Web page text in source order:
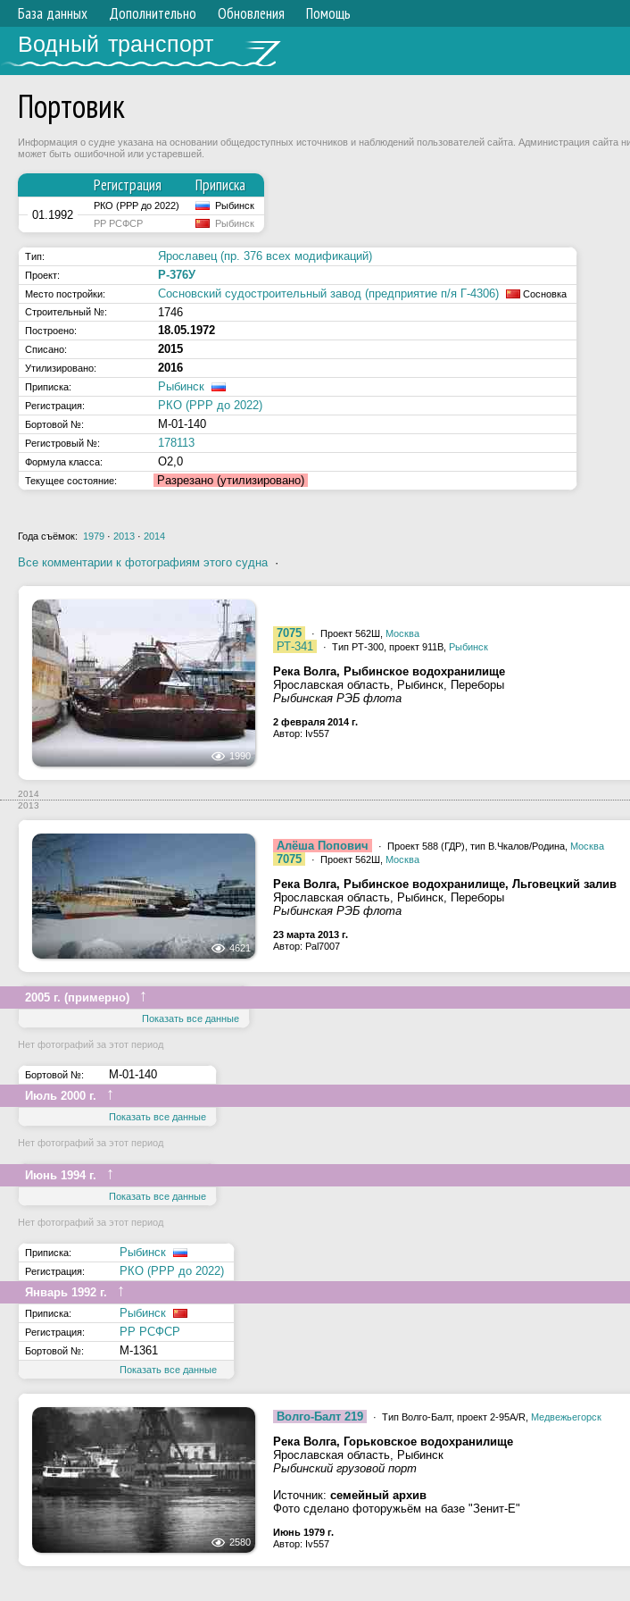
База данных Дополнительно Обновления Помощь
Водный транспорт
Портовик
Информация о судне указана на основании общедоступных источников и наблюдений пользователей сайта. Администрация
может быть ошибочной или устаревшей.
Регистрация Приписка
01.1992
РКО (РРР до 2022)
Рыбинск
РР РСФСР
Рыбинск
Тип: Ярославец (пр. 376 всех модификаций)
Проект: Р-376У
Место постройки: Сосновский судостроительный завод (предприятие п/я Г-4306)
Сосновка
Строительный №:
1746
Построено: 18.05.1972
Списано: 2015
Утилизировано: 2016
Приписка: Рыбинск
Регистрация: РКО (РРР до 2022)
Бортовой №: М-01-140
Регистровый №: 178113
Формула класса: О2,0
Текущее состояние: Разрезано (утилизировано)
Года съёмок: 1979 · 2013 · 2014
Все комментарии к фотографиям этого судна·
1990
7075 · Проект 562Ш, Москва
РТ-341 · Тип РТ-300, проект 911В, Рыбинск
Река Волга, Рыбинское водохранилище
Ярославская область, Рыбинск, Переборы
Рыбинская РЭБ флота
2 февраля 2014 г.
Автор: Iv557
2014
2013
4621
Алёша Попович · Проект 588 (ГДР), тип В.Чкалов/Родина, Москва
7075 · Проект 562Ш, Москва
Река Волга, Рыбинское водохранилище, Льговецкий залив
Ярославская область, Рыбинск, Переборы
Рыбинская РЭБ флота
23 марта 2013 г.
Автор: Pal7007
2005 г. (примерно) ↑
Показать все данные
Нет фотографий за этот период
Бортовой №:
М-01-140
Июль 2000 г. ↑
Показать все данные
Нет фотографий за этот период
Июнь 1994 г. ↑
Показать все данные
Нет фотографий за этот период
Приписка: Рыбинск
Регистрация:
РКО (РРР до 2022)
Январь 1992 г. ↑
Приписка: Рыбинск
Регистрация: РР РСФСР
Бортовой №: М-1361
Показать все данные
2580
Волго-Балт 219 · Тип Волго-Балт, проект 2-95A/R, Медвежьегорск
Река Волга, Горьковское водохранилище
Ярославская область, Рыбинск
Рыбинский грузовой порт
Источник: семейный архив
Фото сделано фоторужьём на базе "Зенит-Е"
Июнь 1979 г.
Автор: Iv557